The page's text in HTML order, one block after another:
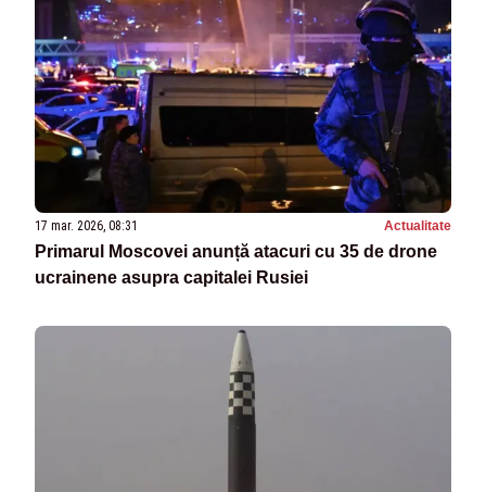
17 mar. 2026, 08:31 Actualitate
Primarul Moscovei anunță atacuri cu 35 de drone
ucrainene asupra capitalei Rusiei